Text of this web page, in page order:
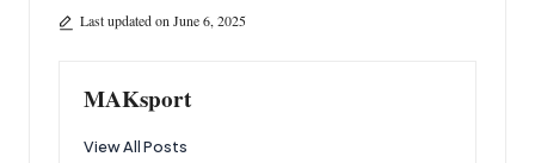
o
k
A
Last updated on June 6, 2025
MAKsport
View All Posts